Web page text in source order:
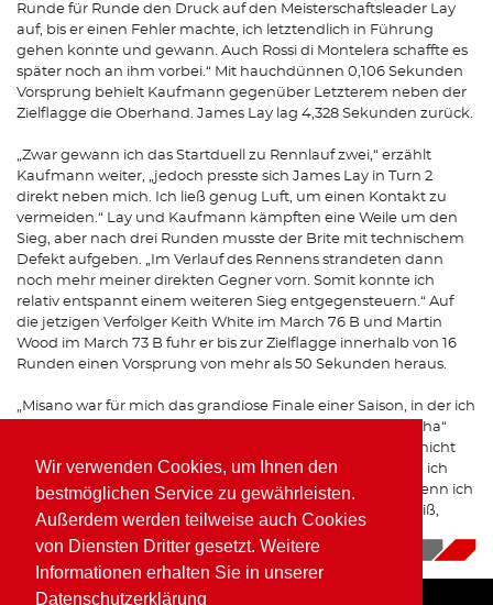
Wir verwenden Cookies, um Ihnen den
bestmöglichen Service zu gewährleisten.
Außerdem werden teilweise auch Cookies
von Diensten Dritter gesetzt. Weitere
Informationen erhalten Sie in unserer
Datenschutzerklärung
Runde für Runde den Druck auf den Meisterschaftsleader Lay
auf, bis er einen Fehler machte, ich letztendlich in Führung
gehen konnte und gewann. Auch Rossi di Montelera schaffte es
später noch an ihm vorbei.“ Mit hauchdünnen 0,106 Sekunden
Vorsprung behielt Kaufmann gegenüber Letzterem neben der
Zielflagge die Oberhand. James Lay lag 4,328 Sekunden zurück.
„Zwar gewann ich das Startduell zu Rennlauf zwei,“ erzählt
Kaufmann weiter, „jedoch presste sich James Lay in Turn 2
direkt neben mich. Ich ließ genug Luft, um einen Kontakt zu
vermeiden.“ Lay und Kaufmann kämpften eine Weile um den
Sieg, aber nach drei Runden musste der Brite mit technischem
Defekt aufgeben. „Im Verlauf des Rennens strandeten dann
noch mehr meiner direkten Gegner vorn. Somit konnte ich
relativ entspannt einem weiteren Sieg entgegensteuern.“ Auf
die jetzigen Verfolger Keith White im March 76 B und Martin
Wood im March 73 B fuhr er bis zur Zielflagge innerhalb von 16
Runden einen Vorsprung von mehr als 50 Sekunden heraus.
„Misano war für mich das grandiose Finale einer Saison, in der ich
von sechs Rennläufen fünf gewann“, resümiert der „Piranha“
begeistert. „Und obwohl ich in Brands Hatch sowie Dijon nicht
am Start war und mir somit vier Rennläufe fehlten, wurde ich
noch Dritter in der Meisterschaft! Manchmal denke ich, wenn ich
damals auch noch Formel 2 hätte fahren können, wer weiß,
18.11.2025|